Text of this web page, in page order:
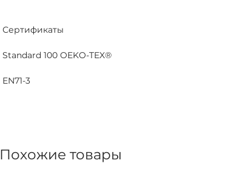
Сертификаты
Standard 100 OEKO-TEX®
EN71-3
Похожие товары